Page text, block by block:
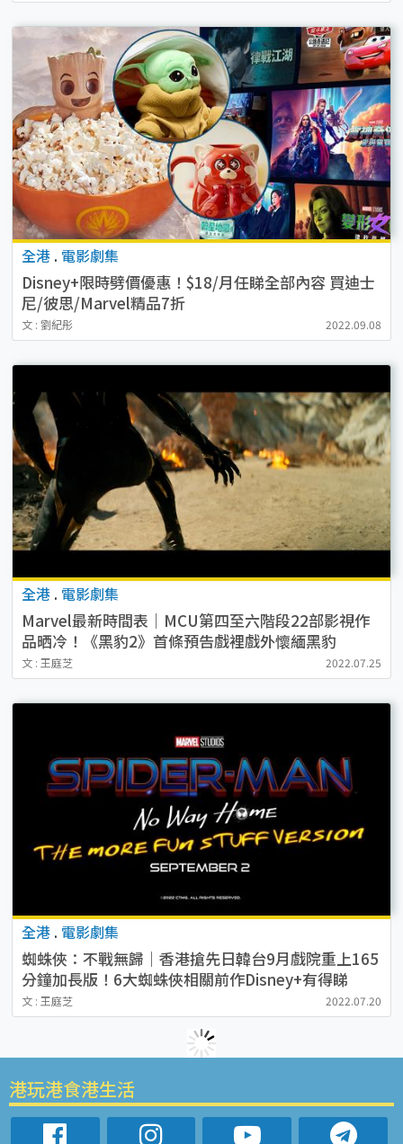
全港 . 電影劇集
Disney+限時劈價優惠！$18/月任睇全部內容 買迪士
尼/彼思/Marvel精品7折
文 : 劉紀彤 2022.09.08
全港 . 電影劇集
Marvel最新時間表｜MCU第四至六階段22部影視作
品晒冷！《黑豹2》首條預告戲裡戲外懷緬黑豹
文 : 王庭芝 2022.07.25
全港 . 電影劇集
蜘蛛俠：不戰無歸｜香港搶先日韓台9月戲院重上165
分鐘加長版！6大蜘蛛俠相關前作Disney+有得睇
文 : 王庭芝 2022.07.20
港玩港食港生活